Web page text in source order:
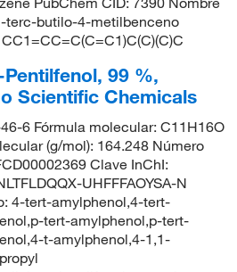
terc-butilo-4-metilbenceno
99 %,
Scientific Chemicals
6 Fórmula molecular: C11H16O
(g/mol): 164.248 Número
Clave InChI:
UHFFFAOYSA-N
4-tert-amylphenol,4-tert-
tert-amylphenol,p-tert-
t-amylphenol,4-1,1-